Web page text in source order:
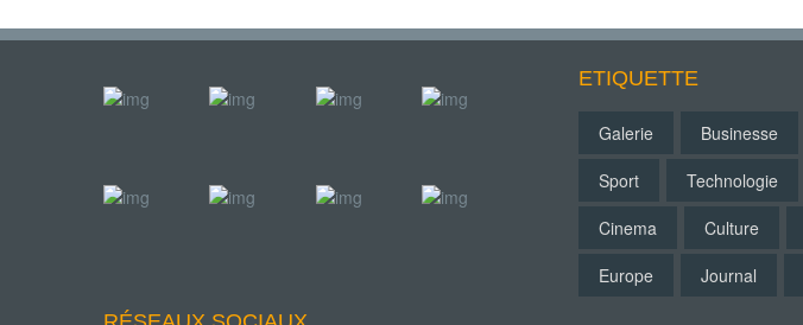
ETIQUETTE
Galerie Businesse
Sport
Technologie
Cinema
Culture
Europe
Journal